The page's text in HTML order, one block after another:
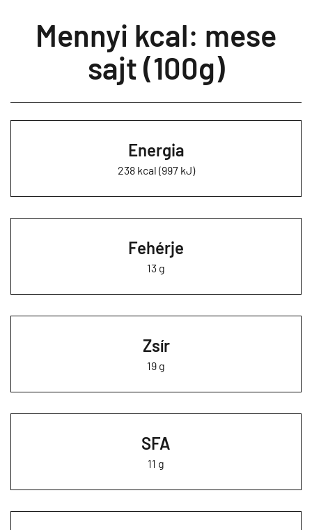
Mennyi kcal: mese
sajt (100g)
Energia
238 kcal (997 kJ)
Fehérje
13 g
Zsír
19 g
SFA
11 g